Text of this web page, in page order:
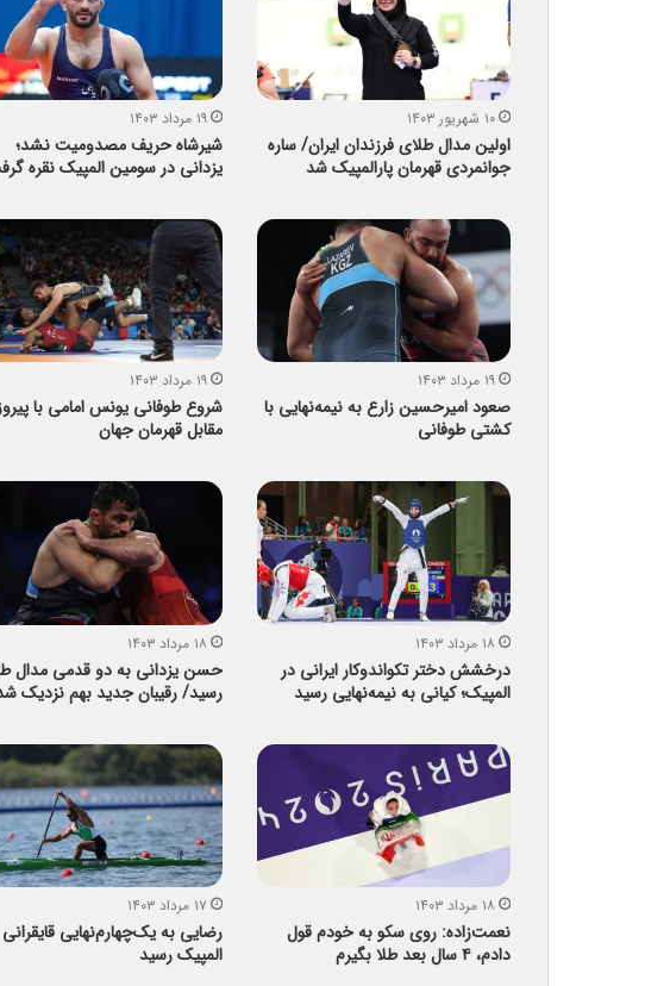
۱۰ شهریور ۱۴۰۳
اولین مدال طلای فرزندان ایران/ ساره
جوانمردی قهرمان پارالمپیک شد
۱۹ مرداد ۱۴۰۳
شیرشاه حریف مصدومیت نشد؛
یزدانی در سومین المپیک نقره
۱۹ مرداد ۱۴۰۳
صعود امیرحسین زارع به نیمه‌نهایی با
کشتی طوفانی
۱۹ مرداد ۱۴۰۳
شروع طوفانی یونس امامی با
مقابل قهرمان جهان
۱۸ مرداد ۱۴۰۳
درخشش دختر تکواندوکار ایرانی در
المپیک؛ کیانی به نیمه‌نهایی رسید
۱۸ مرداد ۱۴۰۳
حسن یزدانی به دو قدمی مدال
رسید/ رقیبان جدید بهم نزدیک
۱۸ مرداد ۱۴۰۳
نعمت‌زاده: روی سکو به خودم قول
دادم، ۴ سال بعد طلا بگیرم
۱۷ مرداد ۱۴۰۳
رضایی به یک‌چهارم‌نهایی قایقرانی
المپیک رسید